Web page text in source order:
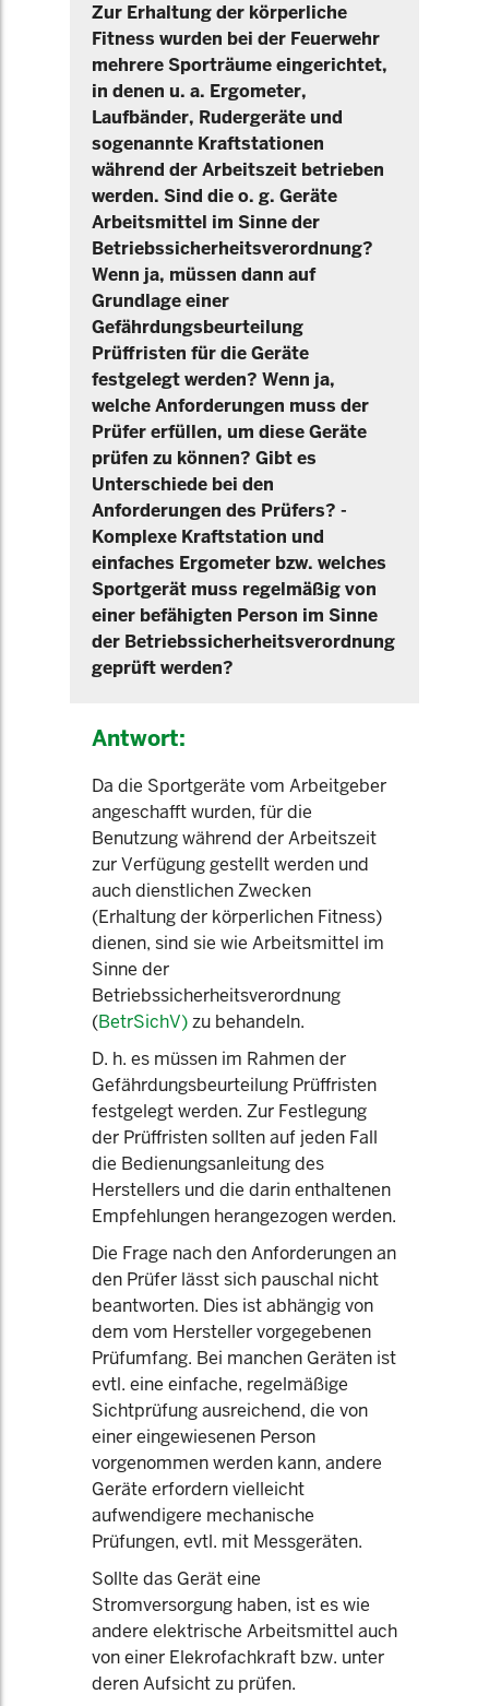
Zur Erhaltung der körperliche
Fitness wurden bei der Feuerwehr
mehrere Sporträume eingerichtet,
in denen u. a. Ergometer,
Laufbänder, Rudergeräte und
sogenannte Kraftstationen
während der Arbeitszeit betrieben
werden. Sind die o. g. Geräte
Arbeitsmittel im Sinne der
Betriebssicherheitsverordnung?
Wenn ja, müssen dann auf
Grundlage einer
Gefährdungsbeurteilung
Prüffristen für die Geräte
festgelegt werden? Wenn ja,
welche Anforderungen muss der
Prüfer erfüllen, um diese Geräte
prüfen zu können? Gibt es
Unterschiede bei den
Anforderungen des Prüfers? -
Komplexe Kraftstation und
einfaches Ergometer bzw. welches
Sportgerät muss regelmäßig von
einer befähigten Person im Sinne
der Betriebssicherheitsverordnung
geprüft werden?
Antwort:
Da die Sportgeräte vom Arbeitgeber
angeschafft wurden, für die
Benutzung während der Arbeitszeit
zur Verfügung gestellt werden und
auch dienstlichen Zwecken
(Erhaltung der körperlichen Fitness)
dienen, sind sie wie Arbeitsmittel im
Sinne der
Betriebssicherheitsverordnung
(BetrSichV)zu behandeln.
D. h. es müssen im Rahmen der
Gefährdungsbeurteilung Prüffristen
festgelegt werden. Zur Festlegung
der Prüffristen sollten auf jeden Fall
die Bedienungsanleitung des
Herstellers und die darin enthaltenen
Empfehlungen herangezogen werden.
Die Frage nach den Anforderungen an
den Prüfer lässt sich pauschal nicht
beantworten. Dies ist abhängig von
dem vom Hersteller vorgegebenen
Prüfumfang. Bei manchen Geräten ist
evtl. eine einfache, regelmäßige
Sichtprüfung ausreichend, die von
einer eingewiesenen Person
vorgenommen werden kann, andere
Geräte erfordern vielleicht
aufwendigere mechanische
Prüfungen, evtl. mit Messgeräten.
Sollte das Gerät eine
Stromversorgung haben, ist es wie
andere elektrische Arbeitsmittel auch
von einer Elekrofachkraft bzw. unter
deren Aufsicht zu prüfen.